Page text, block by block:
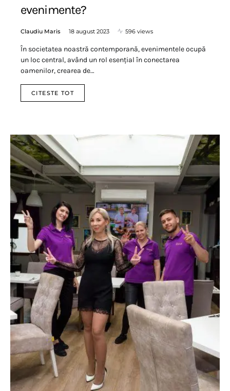
evenimente?
Claudiu Maris 18 august 2023 596 views
În societatea noastră contemporană, evenimentele ocupă
un loc central, având un rol esențial în conectarea
oamenilor, crearea de…
CITESTE TOT